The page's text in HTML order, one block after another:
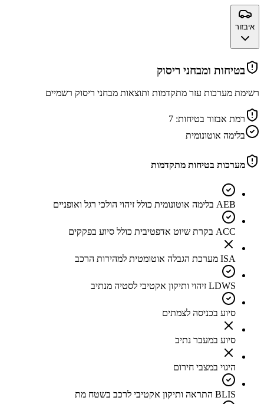
איבזור
בטיחות ומבחני ריסוק
רשימת מערכות עזר מתקדמות ותוצאות מבחני ריסוק רשמיים
רמת אבזור בטיחות: 7
בלימה אוטונומית
מערכות בטיחות מתקדמות
AEB בלימה אוטונומית כולל זיהוי הולכי רגל ואופניים
ACC בקרת שיוט אדפטיבית כולל סיוע בפקקים
ISA מערכת הגבלה אוטומטית למהירות הרכב
LDWS זיהוי ותיקון אקטיבי לסטיה מנתיב
סיוע בכניסה לצמתים
סיוע במעבר נתיב
היגוי במצבי חירום
BLIS התראה ותיקון אקטיבי לרכב בשטח מת